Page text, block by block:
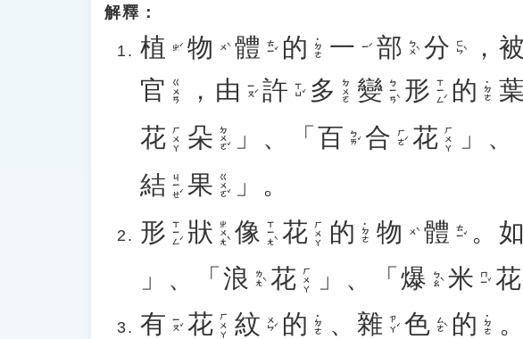
解釋：
植 ㄓˊ 物 ㄨˋ 體 ㄊㄧˇ 的 ˙ㄉㄜ 一 ㄧˊ 部 ㄅㄨˋ 分 ㄈㄣˋ ， 被
官 ㄍㄨㄢ ， 由 ㄧㄡˊ 許 ㄒㄩˇ 多 ㄉㄨㄛ 變 ㄅㄧㄢˋ 形 ㄒㄧㄥˊ 的 ˙ㄉㄜ 葉
花 ㄏㄨㄚ 朵 ㄉㄨㄛˇ 」、「 百 ㄅㄞˇ 合 ㄏㄜˊ 花 ㄏㄨㄚ 」、
結 ㄐㄧㄝˊ 果 ㄍㄨㄛˇ
」。
形 ㄒㄧㄥˊ 狀 ㄓㄨㄤˋ 像 ㄒㄧㄤˋ 花 ㄏㄨㄚ 的 ˙ㄉㄜ 物 ㄨˋ 體 ㄊㄧˇ 。 如
」、「 浪 ㄌㄤˋ 花 ㄏㄨㄚ 」、「 爆 ㄅㄠˋ 米 ㄇㄧˇ 花
有 ㄧㄡˇ 花 ㄏㄨㄚ 紋 ㄨㄣˊ 的 ˙ㄉㄜ 、 雜 ㄗㄚˊ 色 ㄙㄜˋ 的 ˙ㄉㄜ 。